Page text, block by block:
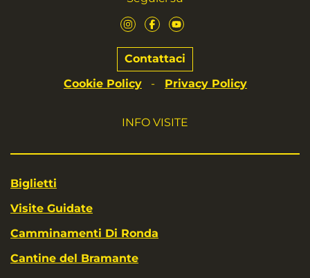
Contattaci
Cookie Policy
- Privacy Policy
INFO VISITE
Biglietti
Visite Guidate
Camminamenti Di Ronda
Cantine del Bramante